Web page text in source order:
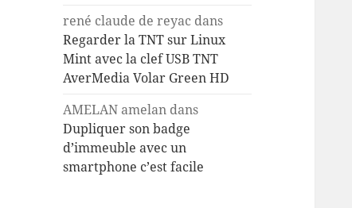
rené claude de reyac dans
Regarder la TNT sur Linux
Mint avec la clef USB TNT
AverMedia Volar Green HD
AMELAN amelan dans
Dupliquer son badge
d’immeuble avec un
smartphone c’est facile